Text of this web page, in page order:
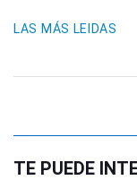
LAS MÁS LEIDAS
TE PUEDE